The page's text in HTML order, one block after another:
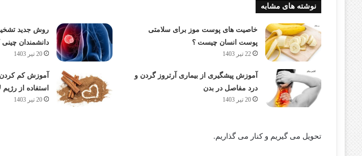
نوشته های مشابه
خاصیت های پوست موز برای سلامتی
پوست انسان چیست ؟
22 تیر 1403
روش جدید
دانشمندان
20 تیر 1403
آموزش پیشگیری از بیماری آرتروز گردن و
درد مفاصل در بدن
20 تیر 1403
استفاده از
20 تیر 1403
تحویل می گیریم و کنار می گذاریم.